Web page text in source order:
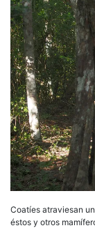
Coatíes atraviesan
éstos y otros